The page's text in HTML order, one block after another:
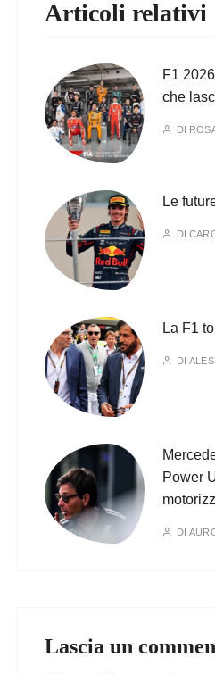
Articoli relativi
F1
che
DI
Le
DI
La F1
DI
Power
DI
Lascia un